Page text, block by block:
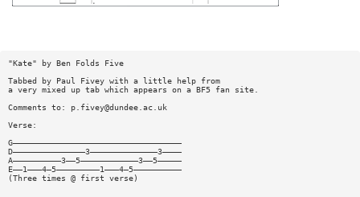
"Kate" by Ben Folds Five
Tabbed by Paul Fivey with a little help from
a very mixed up tab which appears on a BF5 fan site.
Comments to:
p.fivey@dundee.ac.uk
Verse:
G———————————————————————————————————
D———————————————3——————————————3————
A——————————3——5————————————3——5—————
E——1———4—5—————————1———4—5——————————
(Three times @ first verse)